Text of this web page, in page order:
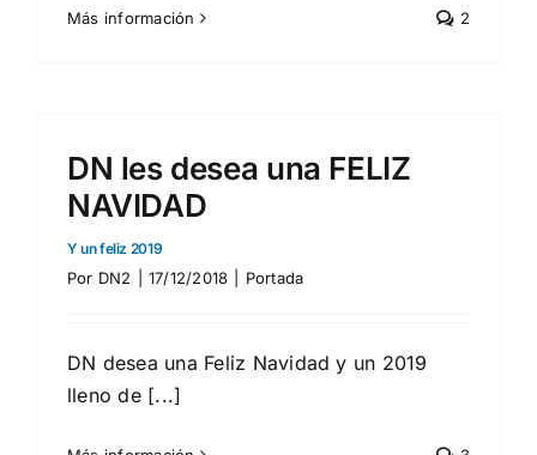
Más información 2
DN les desea una FELIZ
NAVIDAD
Y un feliz 2019
Por DN2 17/12/2018 Portada
DN desea una Feliz Navidad y un 2019
lleno de [...]